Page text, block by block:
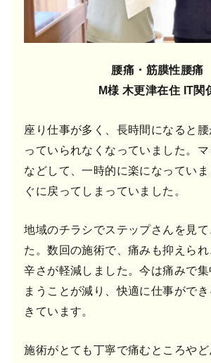
腰痛・筋膜性腰痛
M様 木更津在住 IT関
座り仕事が多く、長時間になると
っていられなくなっていました。マ
などして、一時的に楽になってい
ぐに戻ってしまっていました。
地域のチラシでステップさんを見
た。数回の施術で、痛みも抑えら
辛さが軽減しました。今は痛みで
まうことが減り、快適に仕事がで
きています。
施術がとても丁寧で痛むところや